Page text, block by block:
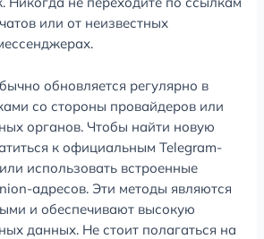
или от неизвестных
обновляется регулярно в
со стороны провайдеров или
органов. Чтобы найти новую
к официальным Telegram-
использовать встроенные
адресов. Эти методы являются
и обеспечивают высокую
данных. Не стоит полагаться на